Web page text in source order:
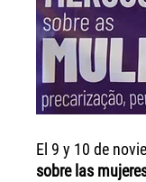
El 9 y 10 de
sobre las